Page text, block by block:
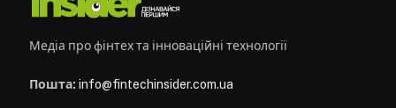
Медіа про фінтех та інноваційні технології
Пошта: info@fintechinsider.com.ua